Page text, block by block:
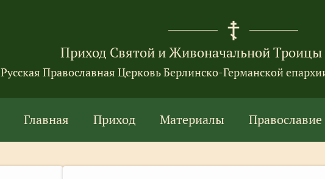
Приход Святой и Живоначальной Троицы
Русская Православная Церковь Берлинско-Германской
Главная Приход Материалы Православие